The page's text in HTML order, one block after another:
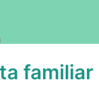
familiar